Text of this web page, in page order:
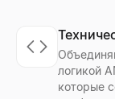
логикой
которые